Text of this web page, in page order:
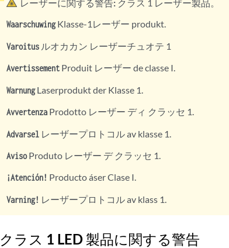
レーザーに関する警告: クラス 1 レーザー製品。
WaarschuwingKlasse-1レーザー produkt.
Varoitus ルオカカン レーザーチュオテ 1
Avertissement Produit レーザー de classe I.
WarnungLaserprodukt der Klasse 1.
Avvertenza Prodotto レーザー ディ クラッセ 1.
Advarsel レーザープロトコル av klasse 1.
AvisoProduto レーザー デ クラッセ 1.
¡Atención! Producto áser Clase I.
Varning! レーザープロトコル av klass 1.
クラス 1 LED 製品に関する警告